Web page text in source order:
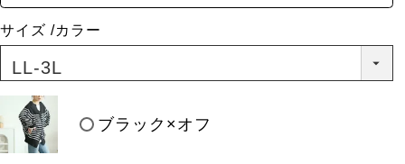
サイズ カラー
ブラック×オフ